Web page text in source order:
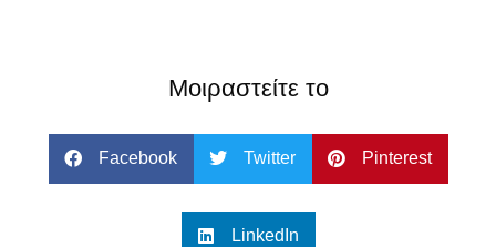
Μοιραστείτε το
Facebook Twitter Pinterest
LinkedIn